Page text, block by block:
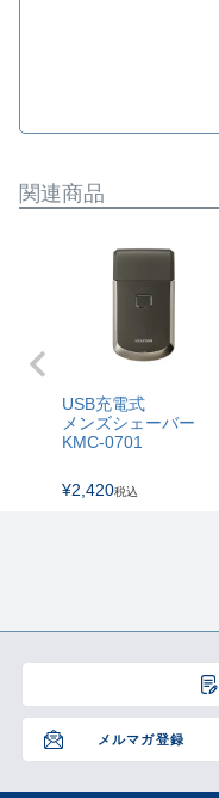
関連商品
USB充電式
メンズシェーバー
KMC-0701
¥2,420税込
メルマガ登録